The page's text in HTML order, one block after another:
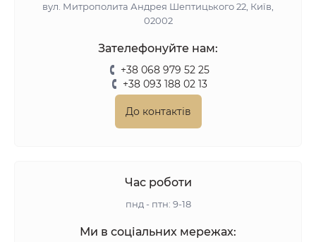
вул. Митрополита Андрея Шептицького 22, Київ,
02002
Зателефонуйте нам:
+38 068 979 52 25
+38 093 188 02 13
До контактів
Час роботи
пнд - птн: 9-18
Ми в соціальних мережах: